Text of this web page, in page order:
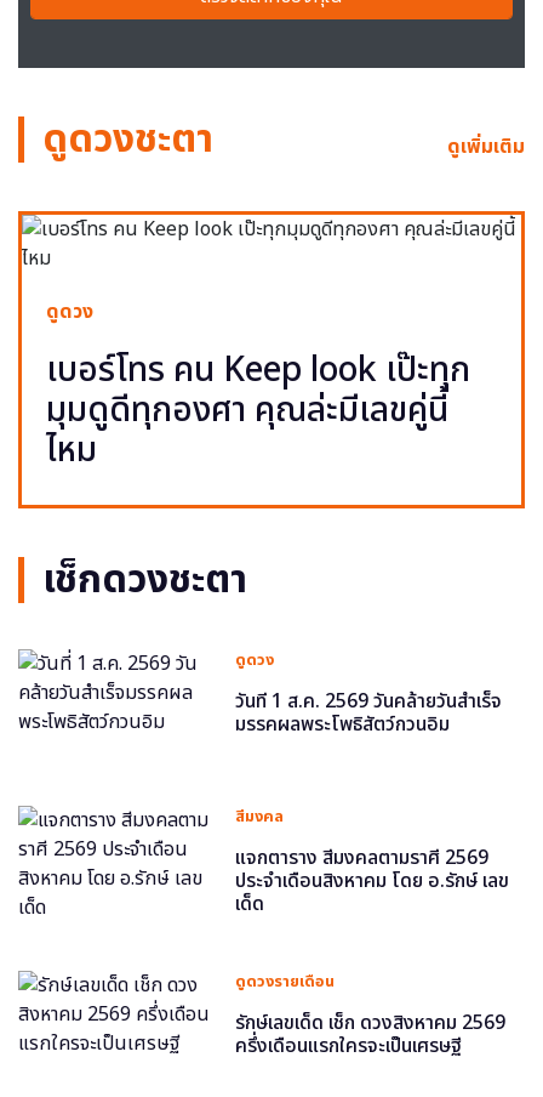
ดูดวงชะตา ดูเพิ่มเติม
ดูดวง
เบอร์โทร คน Keep look เป๊ะทุก
มุมดูดีทุกองศา คุณล่ะมีเลขคู่นี้
ไหม
เช็กดวงชะตา
ดูดวง
วันที่ 1 ส.ค. 2569 วันคล้ายวันสำเร็จ
มรรคผลพระโพธิสัตว์กวนอิม
สีมงคล
แจกตาราง สีมงคลตามราศี 2569
ประจำเดือนสิงหาคม โดย อ.รักษ์ เลข
เด็ด
ดูดวงรายเดือน
รักษ์เลขเด็ด เช็ก ดวงสิงหาคม 2569
ครึ่งเดือนแรกใครจะเป็นเศรษฐี